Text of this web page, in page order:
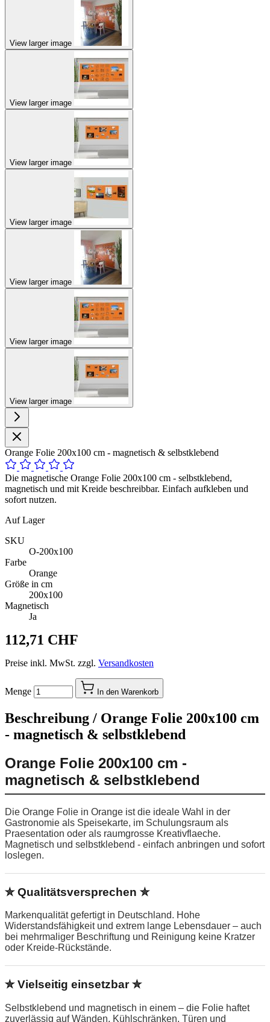
View larger image
View larger image
View larger image
View larger image
View larger image
View larger image
View larger image
Orange Folie 200x100 cm - magnetisch & selbstklebend
Die magnetische Orange Folie 200x100 cm - selbstklebend,
magnetisch und mit Kreide beschreibbar. Einfach aufkleben und
sofort nutzen.
Auf Lager
SKU
O-200x100
Farbe
Orange
Größe in cm
200x100
Magnetisch
Ja
112,71 CHF
Preise inkl. MwSt. zzgl. Versandkosten
Menge In den Warenkorb
Beschreibung / Orange Folie 200x100 cm
- magnetisch & selbstklebend
Orange Folie 200x100 cm -
magnetisch & selbstklebend
Die Orange Folie in Orange ist die ideale Wahl in der
Gastronomie als Speisekarte, im Schulungsraum als
Praesentation oder als raumgrosse Kreativflaeche.
Magnetisch und selbstklebend - einfach anbringen und sofort
loslegen.
✮ Qualitätsversprechen ✮
Markenqualität gefertigt in Deutschland. Hohe
Widerstandsfähigkeit und extrem lange Lebensdauer – auch
bei mehrmaliger Beschriftung und Reinigung keine Kratzer
oder Kreide-Rückstände.
✮ Vielseitig einsetzbar ✮
Selbstklebend und magnetisch in einem – die Folie haftet
zuverlässig auf Wänden, Kühlschränken, Türen und